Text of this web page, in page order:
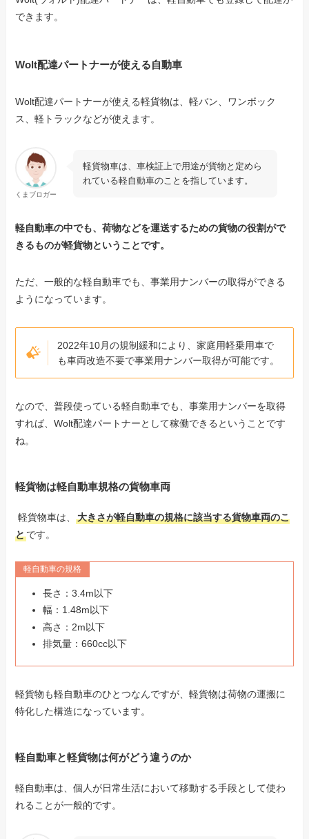
できます。
Wolt配達パートナーが使える自動車
Wolt配達パートナーが使える軽貨物は、軽バン、ワンボック
ス、軽トラックなどが使えます。
くまブロガー
軽貨物車は、車検証上で用途が貨物と定めら
れている軽自動車のことを指しています。
軽自動車の中でも、荷物などを運送するための貨物の役割がで
きるものが軽貨物ということです。
ただ、一般的な軽自動車でも、事業用ナンバーの取得ができる
ようになっています。
2022年10月の規制緩和により、家庭用軽乗用車で
も車両改造不要で事業用ナンバー取得が可能です。
なので、普段使っている軽自動車でも、事業用ナンバーを取得
すれば、Wolt配達パートナーとして稼働できるということです
ね。
軽貨物は軽自動車規格の貨物車両
軽貨物車は、大きさが軽自動車の規格に該当する貨物車両のこ
とです。
軽自動車の規格
長さ：3.4m以下
幅：1.48m以下
高さ：2m以下
排気量：660cc以下
軽貨物も軽自動車のひとつなんですが、軽貨物は荷物の運搬に
特化した構造になっています。
軽自動車と軽貨物は何がどう違うのか
軽自動車は、個人が日常生活において移動する手段として使わ
れることが一般的です。